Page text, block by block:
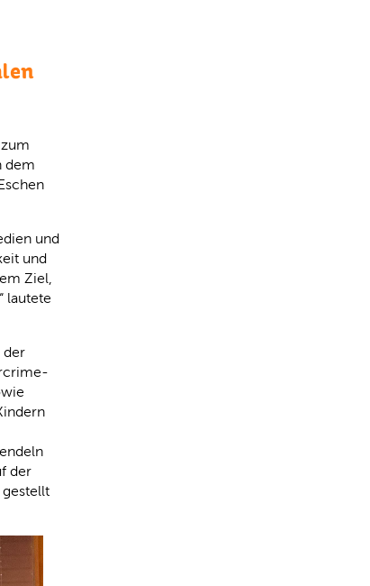
dem
und
und
Ziel,
lautete
der
der